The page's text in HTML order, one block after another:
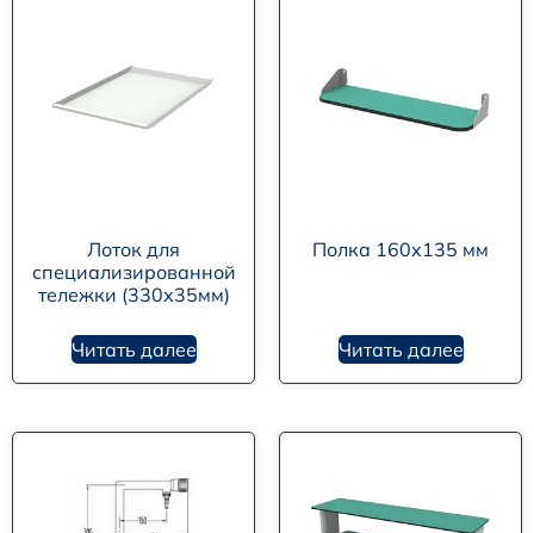
Лоток для
специализированной
тележки (330х35мм)
Читать далее
Полка 160х135 мм
Читать далее